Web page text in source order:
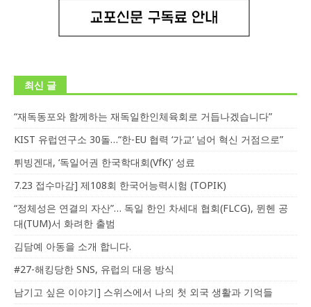
최신 글
“재독동포와 함께하는 재독일한인체육회로 거듭나겠습니다”
KIST 유럽연구소 30돌…“한-EU 협력 ‘가교’ 넘어 혁신 거점으로”
튀빙겐대, ‘독일어권 한국학대회(VfK)’ 성료
7.23 접수마감] 제108회 한국어능력시험 (TOPIK)
“정체성은 연결의 자산”… 독일 한인 차세대 협회(FLCG), 뮌헨 공
대(TUM)서 화려한 출범
김담예 아동을 소개 합니다.
#27-해킹당한 SNS, 유럽의 대응 방식
남기고 싶은 이야기] 스위스에서 나의 첫 외국 생활과 기억들